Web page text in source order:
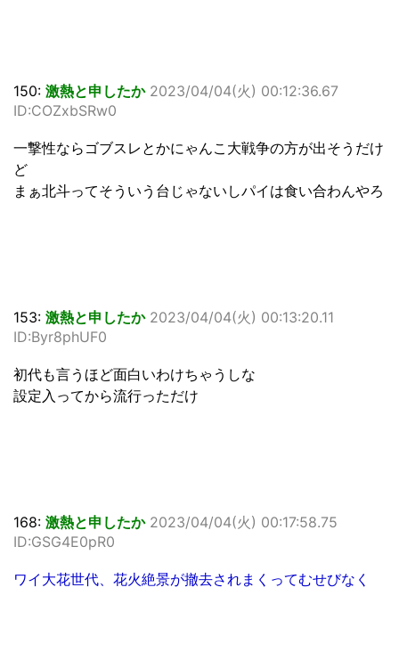
150: 激熱と申したか 2023/04/04(火) 00:12:36.67
ID:COZxbSRw0
一撃性ならゴブスレとかにゃんこ大戦争の方が出そうだけ
ど
まぁ北斗ってそういう台じゃないしパイは食い合わんやろ
153: 激熱と申したか 2023/04/04(火) 00:13:20.11
ID:Byr8phUF0
初代も言うほど面白いわけちゃうしな
設定入ってから流行っただけ
168: 激熱と申したか 2023/04/04(火) 00:17:58.75
ID:GSG4E0pR0
ワイ大花世代、花火絶景が撤去されまくってむせびなく